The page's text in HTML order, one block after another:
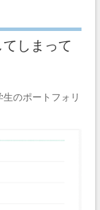
しまって
のポートフォリ